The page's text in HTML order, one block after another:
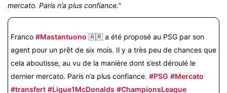
mercato. Paris n’a plus confiance.”
Franco #Mastantuono 🇦🇷 a été proposé au PSG par son
agent pour un prêt de six mois. Il y a très peu de chances que
cela aboutisse, au vu de la manière dont s’est déroulé le
dernier mercato. Paris n’a plus confiance. #PSG #Mercato
#transfert #Ligue1McDonalds #ChampionsLeague